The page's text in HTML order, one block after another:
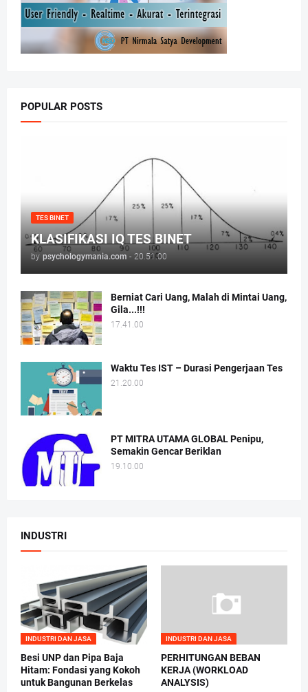
POPULAR POSTS
TES BINET
KLASIFIKASI IQ TES BINET
by psychologymania.com - 20.51.00
Berniat Cari Uang, Malah di Mintai Uang,
Gila...!!!
17.41.00
Waktu Tes IST – Durasi Pengerjaan Tes
21.20.00
PT MITRA UTAMA GLOBAL Penipu,
Semakin Gencar Beriklan
19.10.00
INDUSTRI
INDUSTRI DAN JASA
Besi UNP dan Pipa Baja
Hitam: Fondasi yang Kokoh
untuk Bangunan Berkelas
INDUSTRI DAN JASA
PERHITUNGAN BEBAN
KERJA (WORKLOAD
ANALYSIS)